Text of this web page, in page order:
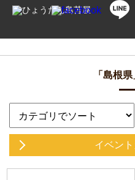
「島根
イベン